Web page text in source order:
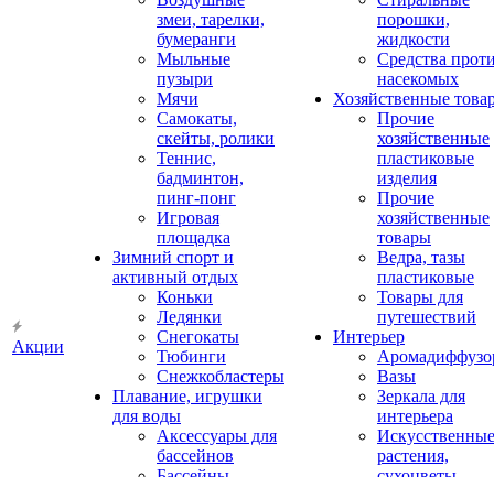
Акции
змеи, тарелки,
бумеранги
Мыльные
пузыри
Мячи
Самокаты,
скейты, ролики
Теннис,
бадминтон,
пинг-понг
Игровая
площадка
Зимний спорт и
активный отдых
Коньки
Ледянки
Снегокаты
Тюбинги
Снежкобластеры
Плавание, игрушки
для воды
Аксессуары для
бассейнов
порошки,
жидкости
Средства
насекомых
Хозяйственные
Прочие
хозяйственные
пластиковые
изделия
Прочие
хозяйственные
товары
Ведра, тазы
пластиковые
Товары для
путешествий
Интерьер
Вазы
Зеркала для
интерьера
Искусственные
растения,